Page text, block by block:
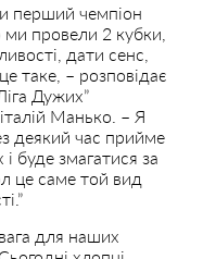
перший чемпіон
провели 2 кубки,
дати сенс,
таке, – розповідає
Дужих”
Манько. – Я
деякий час прийме
буде змагатися за
це саме той вид
для наших